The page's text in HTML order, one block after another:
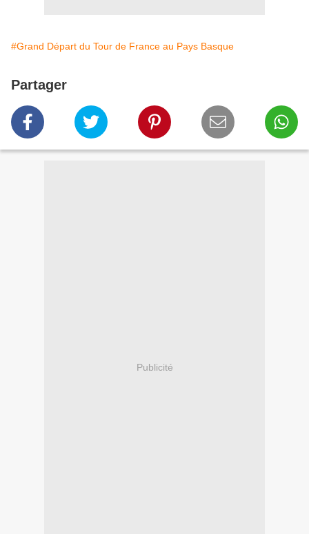
#Grand Départ du Tour de France au Pays Basque
Partager
Publicité